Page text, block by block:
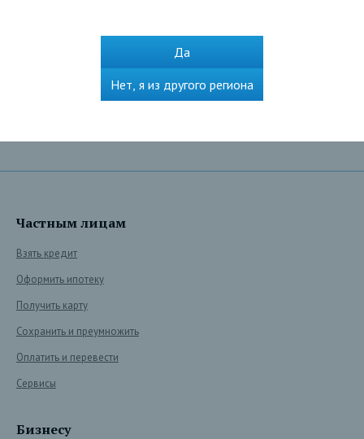
Частным лицам
Взять кредит
Оформить ипотеку
Получить карту
Сохранить и преумножить
Оплатить и перевести
Сервисы
Бизнесу
Да
Нет, я из другого региона